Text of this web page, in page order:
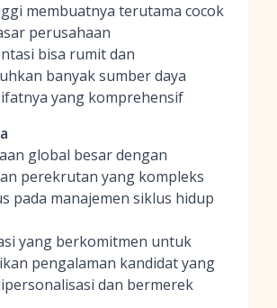
membuatnya terutama cocok
perusahaan
bisa rumit dan
banyak sumber daya
yang komprehensif
global besar dengan
perekrutan yang kompleks
pada manajemen siklus hidup
yang berkomitmen untuk
pengalaman kandidat yang
dan bermerek